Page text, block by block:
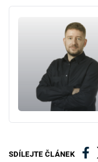
SDÍLEJTE ČLÁNEK